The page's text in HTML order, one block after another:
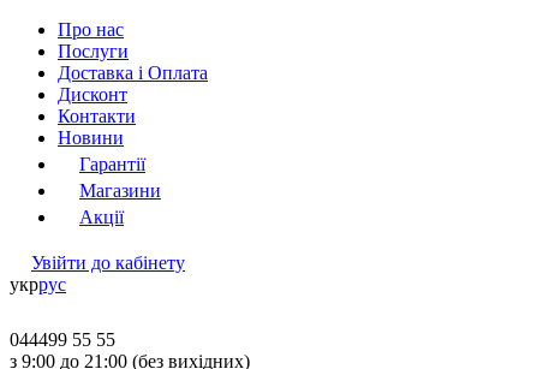
Про нас
Послуги
Доставка і Оплата
Дисконт
Контакти
Новини
Гарантії
Магазини
Акції
Увійти до кабінету
укррус
044499 55 55
з 9:00 до 21:00 (без вихідних)